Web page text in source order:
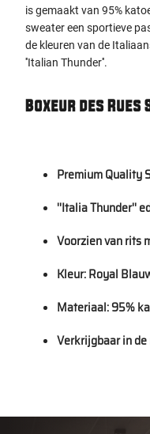
is gemaakt van 95%
sweater een sportieve
de kleuren van de
''Italian Thunder''.
Boxeur des
Premium Quality
''Italia Thunder''
Voorzien van rits
Kleur: Royal
Materiaal: 95%
Verkrijgbaar in de